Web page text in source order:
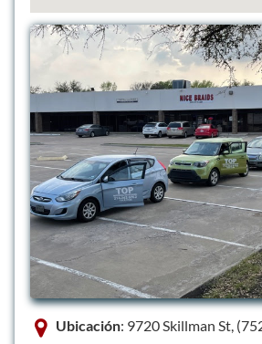
Ubicación: 9720 Skillman St,